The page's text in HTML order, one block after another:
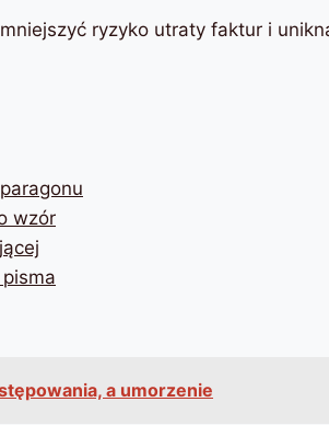
ryzyko utraty faktur i
wzór
a umorzenie